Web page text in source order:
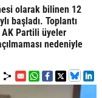
olarak bilinen 12
başladı. Toplantı
Partili üyeler
nedeniyle